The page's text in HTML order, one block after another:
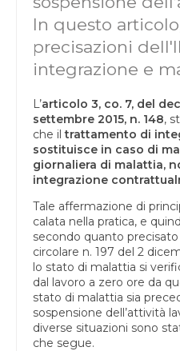
In questo
precisazioni
integrazione e
L’articolo 3, co. 7, del
settembre 2015, n. 148,
che iltrattamento di
sostituisce in caso di
giornaliera di malattia,
integrazione
Tale affermazione di
calata nella pratica, e
secondo quanto precisato
circolare n. 197 del 2
lo stato di malattia si
dal lavoro a zero ore da
stato di malattia sia
sospensione dell’attività
diverse situazioni sono
che segue.